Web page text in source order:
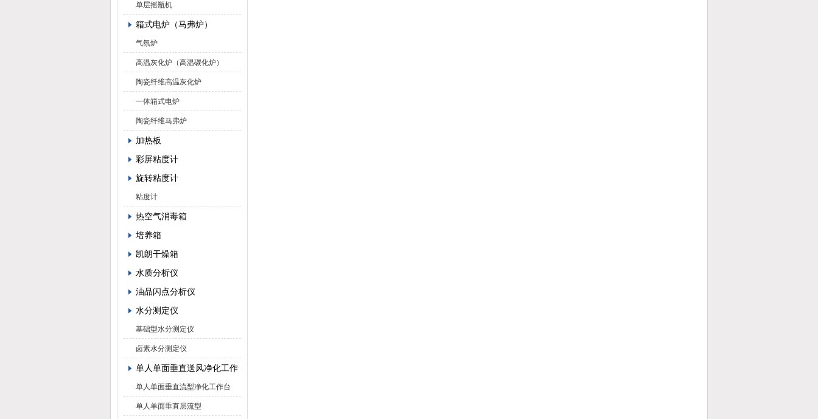
单层摇瓶机
箱式电炉（马弗炉）
气氛炉
高温灰化炉（高温碳化炉）
陶瓷纤维高温灰化炉
一体箱式电炉
陶瓷纤维马弗炉
加热板
彩屏粘度计
旋转粘度计
粘度计
热空气消毒箱
培养箱
凯朗干燥箱
水质分析仪
油品闪点分析仪
水分测定仪
基础型水分测定仪
卤素水分测定仪
单人单面垂直送风净化工作台
单人单面垂直流型净化工作台
单人单面垂直层流型